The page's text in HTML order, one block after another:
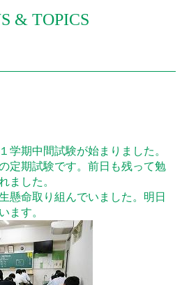
& TOPICS
学期中間試験が始まりました。
定期試験です。前日も残って勉
ました。
懸命取り組んでいました。明日
ます。